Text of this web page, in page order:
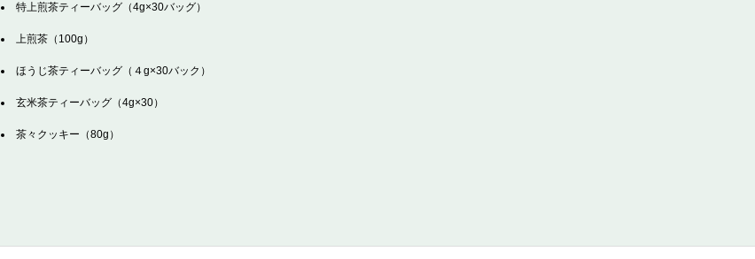
特上煎茶ティーバッグ（4g×30バッグ）
上煎茶（100g）
ほうじ茶ティーバッグ（４g×30バック）
玄米茶ティーバッグ（4g×30）
茶々クッキー（80g）